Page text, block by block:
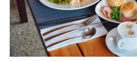
拿了滿滿一桌餐點，準備大快朵頤啦!